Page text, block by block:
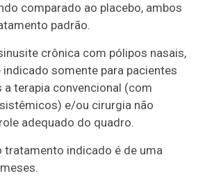
comparado ao placebo, ambos
padrão.
crônica com pólipos nasais,
somente para pacientes
terapia convencional (com
e/ou cirurgia não
adequado do quadro.
tratamento indicado é de uma